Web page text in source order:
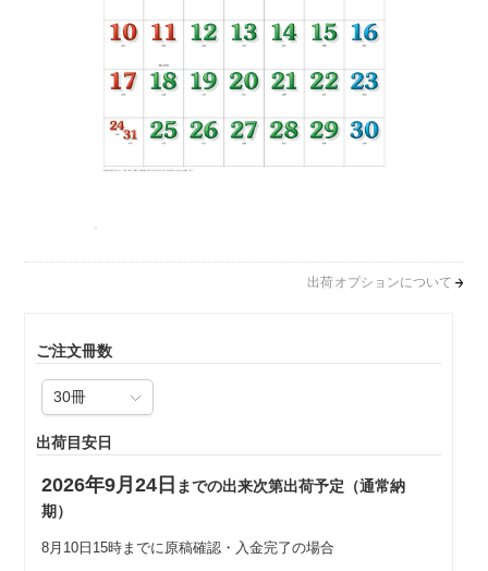
出荷オプションについて
ご注文冊数
出荷目安日
2026年9月24日 までの出来次第出荷予定（通常納
期）
8月10日15時までに原稿確認・入金完了の場合